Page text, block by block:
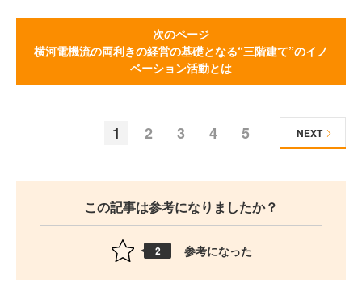
次のページ
横河電機流の両利きの経営の基礎となる“三階建て”のイノ
ベーション活動とは
1 2 3 4 5 NEXT
この記事は参考になりましたか？
2 参考になった